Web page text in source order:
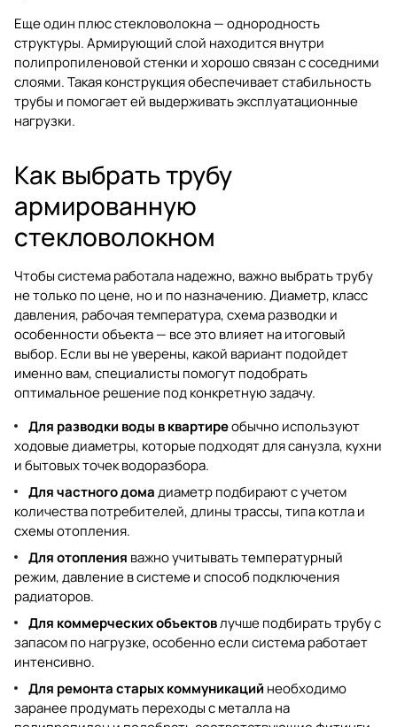
Еще один плюс стекловолокна — однородность
структуры. Армирующий слой находится внутри
полипропиленовой стенки и хорошо связан с соседними
слоями. Такая конструкция обеспечивает стабильность
трубы и помогает ей выдерживать эксплуатационные
нагрузки.
Как выбрать трубу
армированную
стекловолокном
Чтобы система работала надежно, важно выбрать трубу
не только по цене, но и по назначению. Диаметр, класс
давления, рабочая температура, схема разводки и
особенности объекта — все это влияет на итоговый
выбор. Если вы не уверены, какой вариант подойдет
именно вам, специалисты помогут подобрать
оптимальное решение под конкретную задачу.
Для разводки воды в квартиреобычно используют
ходовые диаметры, которые подходят для санузла, кухни
и бытовых точек водоразбора.
Для частного домадиаметр подбирают с учетом
количества потребителей, длины трассы, типа котла и
схемы отопления.
Для отопления важно учитывать температурный
режим, давление в системе и способ подключения
радиаторов.
Для коммерческих объектовлучше подбирать трубу с
запасом по нагрузке, особенно если система работает
интенсивно.
Для ремонта старых коммуникаций необходимо
заранее продумать переходы с металла на